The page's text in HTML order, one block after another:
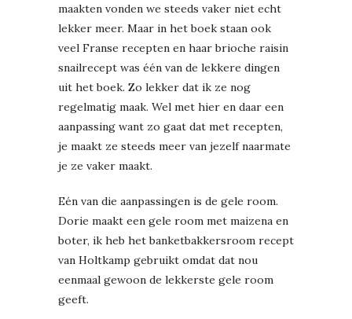
maakten vonden we steeds vaker niet echt
lekker meer. Maar in het boek staan ook
veel Franse recepten en haar brioche raisin
snailrecept was één van de lekkere dingen
uit het boek. Zo lekker dat ik ze nog
regelmatig maak. Wel met hier en daar een
aanpassing want zo gaat dat met recepten,
je maakt ze steeds meer van jezelf naarmate
je ze vaker maakt.
Eén van die aanpassingen is de gele room.
Dorie maakt een gele room met maizena en
boter, ik heb het banketbakkersroom recept
van Holtkamp gebruikt omdat dat nou
eenmaal gewoon de lekkerste gele room
geeft.